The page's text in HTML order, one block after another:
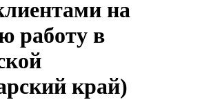
на
работу в
край)